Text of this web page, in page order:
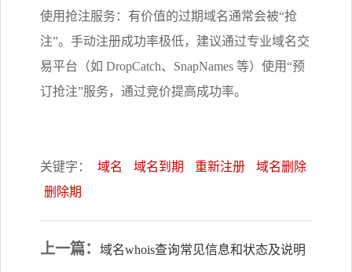
使用抢注服务：有价值的过期域名通常会被“抢
注”。手动注册成功率极低，建议通过专业域名交
易平台（如 DropCatch、SnapNames 等）使用“预
订抢注”服务，通过竞价提高成功率。
关键字： 域名 域名到期 重新注册
域名删除
删除期
上一篇： 域名whois查询常见信息和状态及说明